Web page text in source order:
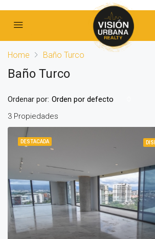
Home Baño Turco
Baño Turco
3 Propiedades
Ordenar por: Orden por defecto
DESTACADA